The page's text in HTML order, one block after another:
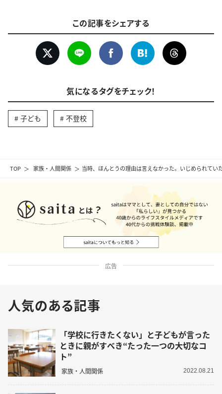
TOP 家族・人間関係 当時、ほんとうの理由は言えなかった。いじめられてい
この記事をシェアする
気になるタグをチェック！
子ども 不登校
広告
人気のある記事
「学校に行きたくない」と子どもが言った
ときに親がすべき“たった一つの大切なコ
ト”
家族・人間関係 2022.08.21